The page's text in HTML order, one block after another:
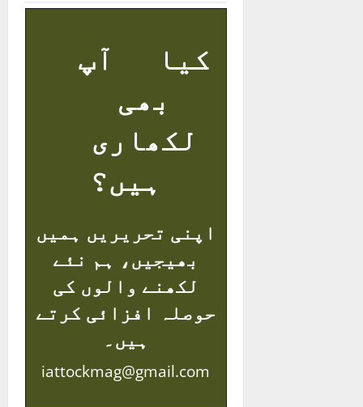
کیا آپ
بھی
لکھاری
ہیں؟
اپنی تحریریں ہمیں
بھیجیں، ہم نئے
لکھنے والوں کی
حوصلہ افزائی کرتے
ہیں۔
iattockmag@gmail.com